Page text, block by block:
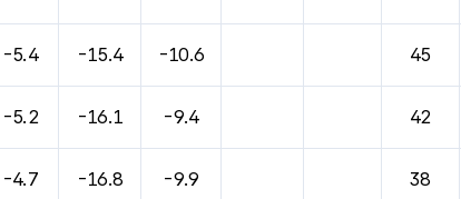
-5.4 -15.4 -10.6 45
-5.2 -16.1 -9.4 42
-4.7 -16.8 -9.9 38